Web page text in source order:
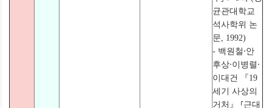
균관대학교
석사학위 논
문, 1992)
- 백원철⸱안
후상⸱이병렬⸱
이대건 『19
세기 사상의
거처』 ⸢근대